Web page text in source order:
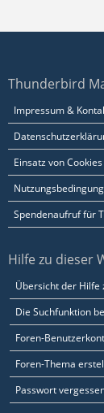
Thunderbird
Impressum &
Einsatz von Cookies
Spendenaufruf für
Hilfe zu dieser
Übersicht der Hilfe
Die Suchfunktion
Foren-
Foren-Thema
Passwort